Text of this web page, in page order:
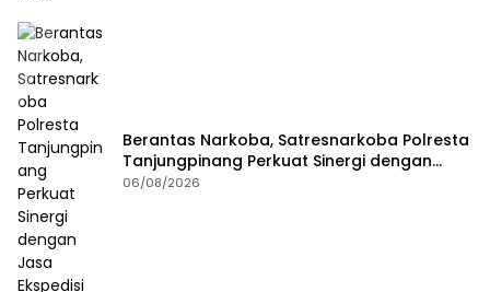
Berantas Narkoba, Satresnarkoba Polresta
Tanjungpinang Perkuat Sinergi dengan
Jasa Ekspedisi
06/08/2026